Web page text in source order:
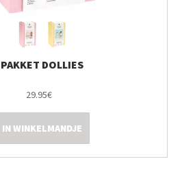
PAKKET DOLLIES
29.95€
IN WINKELMANDJE